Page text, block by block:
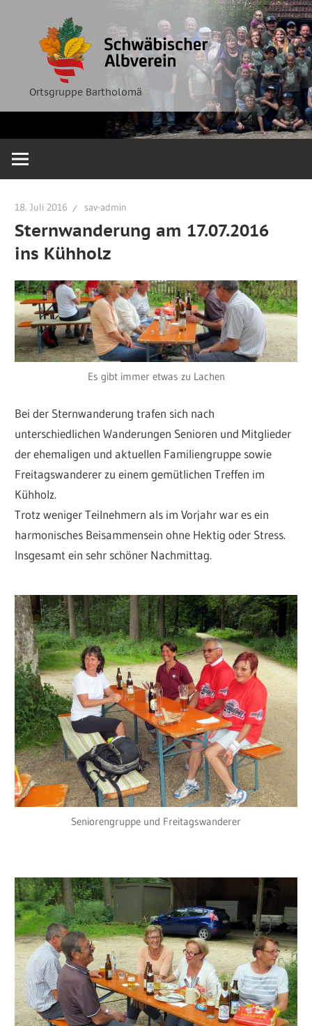
springen
Ortsgruppe Bartholomä
Albverein
Ortsgruppe
Bartholomä
18. Juli 2016 sav-admin
Sternwanderung am 17.07.2016
ins Kühholz
Es gibt immer etwas zu Lachen
Bei der Sternwanderung trafen sich nach
unterschiedlichen Wanderungen Senioren und Mitglieder
der ehemaligen und aktuellen Familiengruppe sowie
Freitagswanderer zu einem gemütlichen Treffen im
Kühholz.
Trotz weniger Teilnehmern als im Vorjahr war es ein
harmonisches Beisammensein ohne Hektig oder Stress.
Insgesamt ein sehr schöner Nachmittag.
Seniorengruppe und Freitagswanderer